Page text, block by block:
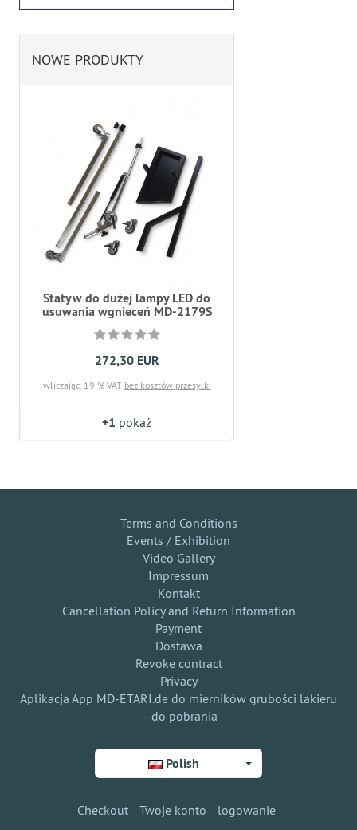
NOWE PRODUKTY
Statyw do dużej lampy LED do
usuwania wgnieceń MD-2179S
272,30 EUR
wliczając. 19 % VAT bez kosztów przesyłki
+1 pokaż
Terms and Conditions
Events / Exhibition
Video Gallery
Impressum
Kontakt
Cancellation Policy and Return Information
Payment
Dostawa
Revoke contract
Privacy
Aplikacja App MD-ETARI.de do mierników grubości lakieru
– do pobrania
Polish
Checkout Twoje konto logowanie